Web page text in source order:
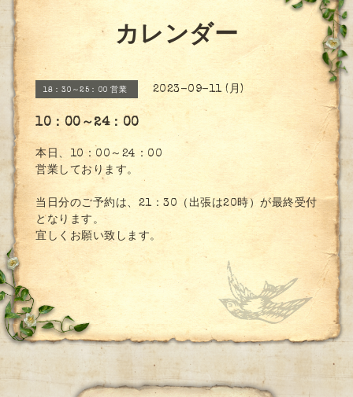
カレンダー
18：30～25：00 営業 2023-09-11 (月)
10：00～24：00
本日、10：00～24：00
営業しております。
当日分のご予約は、21：30（出張は20時）が最終受付
となります。
宜しくお願い致します。